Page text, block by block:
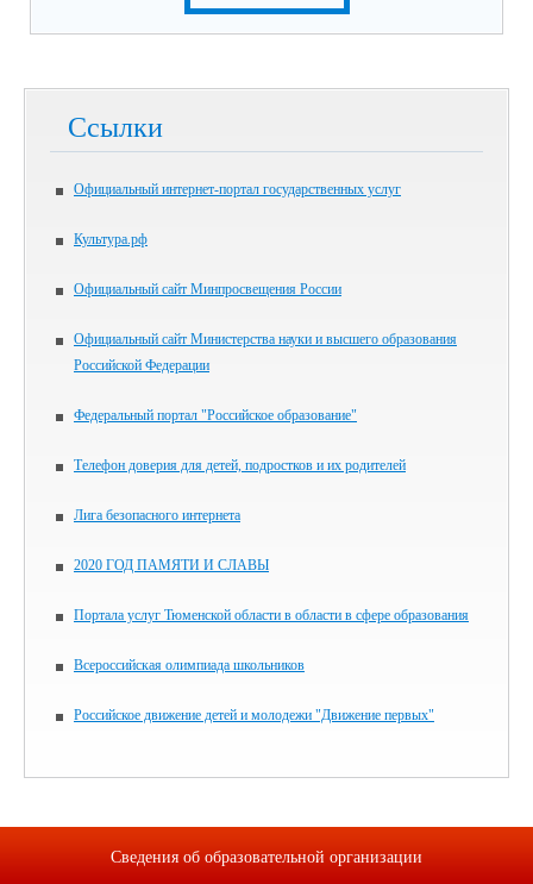
Ссылки
Официальный интернет-портал государственных услуг
Культура.рф
Официальный сайт Минпросвещения России
Официальный сайт Министерства науки и высшего образования
Российской Федерации
Федеральный портал "Российское образование"
Телефон доверия для детей, подростков и их родителей
Лига безопасного интернета
2020 ГОД ПАМЯТИ И СЛАВЫ
Портала услуг Тюменской области в области в сфере образования
Всероссийская олимпиада школьников
Российское движение детей и молодежи "Движение первых"
Сведения об образовательной организации